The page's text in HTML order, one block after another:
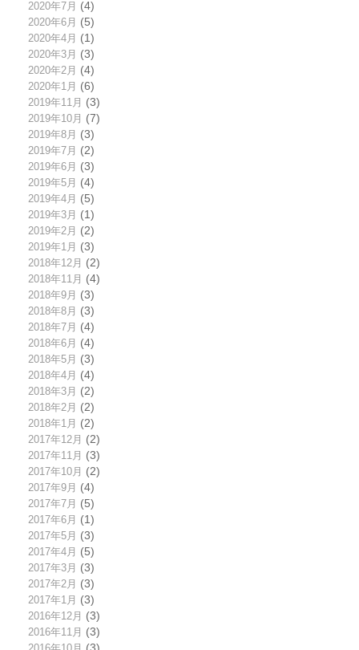
2020年7月 (4)
2020年6月 (5)
2020年4月 (1)
2020年3月 (3)
2020年2月 (4)
2020年1月 (6)
2019年11月 (3)
2019年10月 (7)
2019年8月 (3)
2019年7月 (2)
2019年6月 (3)
2019年5月 (4)
2019年4月 (5)
2019年3月 (1)
2019年2月 (2)
2019年1月 (3)
2018年12月 (2)
2018年11月 (4)
2018年9月 (3)
2018年8月 (3)
2018年7月 (4)
2018年6月 (4)
2018年5月 (3)
2018年4月 (4)
2018年3月 (2)
2018年2月 (2)
2018年1月 (2)
2017年12月 (2)
2017年11月 (3)
2017年10月 (2)
2017年9月 (4)
2017年7月 (5)
2017年6月 (1)
2017年5月 (3)
2017年4月 (5)
2017年3月 (3)
2017年2月 (3)
2017年1月 (3)
2016年12月 (3)
2016年11月 (3)